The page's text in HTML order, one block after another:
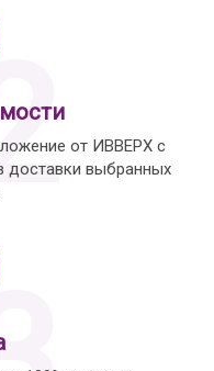
от ИВВЕРХ с
доставки выбранных